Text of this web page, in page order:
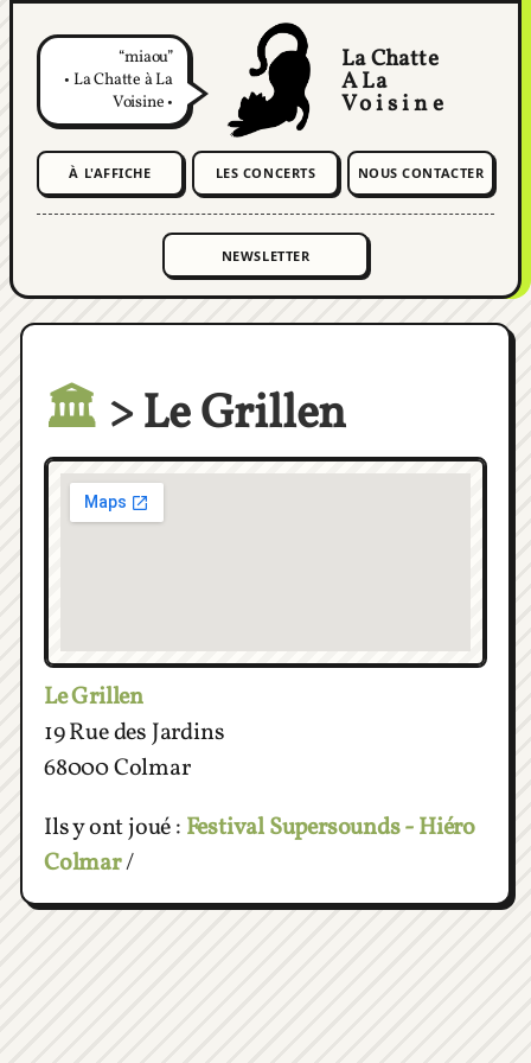
miaou
• La Chatte à La
Voisine •
La Chatte
A La
Voisine
À L'AFFICHE LES CONCERTS NOUS CONTACTER
🏛️ > Le Grillen
Le Grillen
19 Rue des Jardins
68000 Colmar
Ils y ont joué : Festival Supersounds - Hiéro
Colmar/